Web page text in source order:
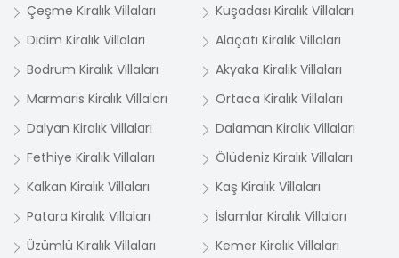
Çeşme Kiralık Villaları
Kuşadası Kiralık Villaları
Didim Kiralık Villaları
Alaçatı Kiralık Villaları
Bodrum Kiralık Villaları
Akyaka Kiralık Villaları
Marmaris Kiralık Villaları
Ortaca Kiralık Villaları
Dalyan Kiralık Villaları
Dalaman Kiralık Villaları
Fethiye Kiralık Villaları
Ölüdeniz Kiralık Villaları
Kalkan Kiralık Villaları
Kaş Kiralık Villaları
Patara Kiralık Villaları
İslamlar Kiralık Villaları
Üzümlü Kiralık Villaları
Kemer Kiralık Villaları